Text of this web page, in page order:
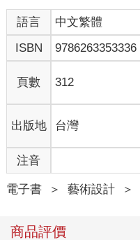
語言 中文繁體
ISBN
9786263353336
頁數 312
出版地 台灣
注音
電子書 ＞ 藝術設計 ＞
商品評價